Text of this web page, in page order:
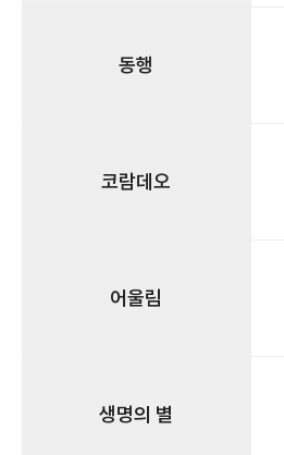
동행
코람데오
어울림
생명의 별